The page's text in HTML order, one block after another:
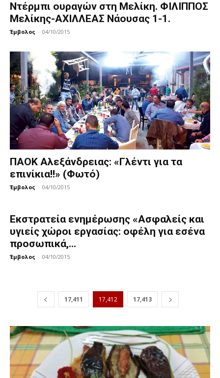
Ντέρμπι ουραγών στη Μελίκη. ΦΙΛΙΠΠΟΣ
Μελίκης-ΑΧΙΛΛΕΑΣ Νάουσας 1-1.
Έμβολος - 04/10/2015
ΠΑΟΚ Αλεξάνδρειας: «Γλέντι για τα
επινίκια!!» (Φωτό)
Έμβολος - 04/10/2015
Εκστρατεία ενημέρωσης «Ασφαλείς και
υγιείς χώροι εργασίας: οφέλη για εσένα
προσωπικά,...
Έμβολος - 04/10/2015
17,411 17,412 17,413